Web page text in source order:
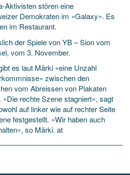
Aktivisten stören eine
Demokraten im «Galaxy». Es
im Restaurant.
der Spiele von YB – Sion vom
vom 3. November.
es laut Märki «eine Unzahl
zwischen den
vom Abreissen von Plakaten
rechte Szene stagniert», sagt
auf linker wie auf rechter Seite
festgestellt. «Wir haben auch
so Märki. at